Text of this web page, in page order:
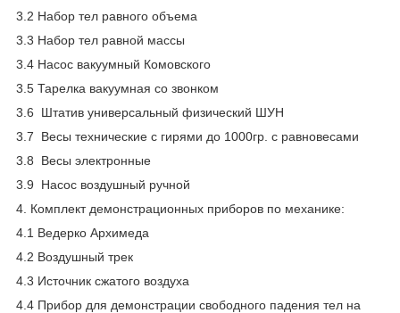
3.2 Набор тел равного объема
3.3 Набор тел равной массы
3.4 Насос вакуумный Комовского
3.5 Тарелка вакуумная со звонком
3.6 Штатив универсальный физический ШУН
3.7 Весы технические с гирями до 1000гр. с равновесами
3.8 Весы электронные
3.9 Насос воздушный ручной
4. Комплект демонстрационных приборов по механике:
4.1 Ведерко Архимеда
4.2 Воздушный трек
4.3 Источник сжатого воздуха
4.4 Прибор для демонстрации свободного падения тел на